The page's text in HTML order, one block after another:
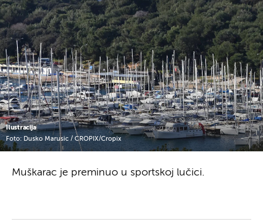
Ilustracija
Foto: Dusko Marusic / CROPIX/Cropix
Muškarac je preminuo u sportskoj lučici.